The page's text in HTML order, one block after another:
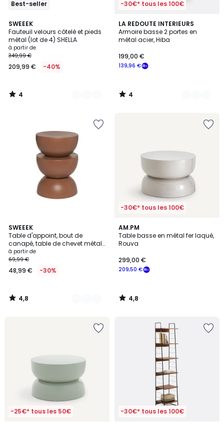
Best-seller
SWEEEK
Fauteuil velours côtelé et pieds
métal (lot de 4) SHELLA
à partir de
349,99 €
209,99 € -40%
4
/
5
5
Couleurs
4
/
-30€* tous les 100€
LA REDOUTE INTERIEURS
Armoire basse 2 portes en
métal acier, Hiba
139,96 €
199,00 €
4
/
5
6
Couleurs
4
/
SWEEEK
Table d'appoint, bout de
canapé, table de chevet métal
Ø32 x H46,5cm COUMBA
à partir de
69,99 €
48,99 € -30%
4,8
/ 5
7
Couleurs
4,8
/
-30€* tous les 100€
AM.PM
Table basse en métal fer laqué,
Rouva
209,50 €
299,00 €
4,8
/ 5
4,8
/
-25€* tous les 50€ -30€* tous les 100€